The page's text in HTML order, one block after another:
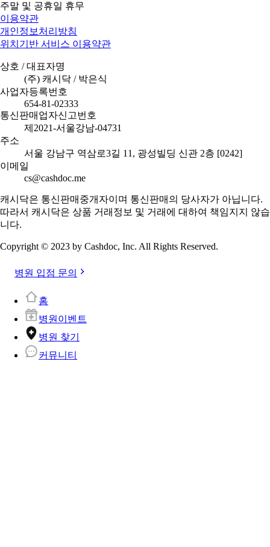
주말 및 공휴일 휴무
이용약관
개인정보처리방침
위치기반 서비스 이용약관
상호 / 대표자명
(주) 캐시닥 / 박은식
사업자등록번호
654-81-02333
통신판매업자신고번호
제2021-서울강남-04731
주소
서울 강남구 역삼로3길 11, 광성빌딩 신관 2층 [0242]
이메일
cs@cashdoc.me
캐시닥은 통신판매중개자이며 통신판매의 당사자가 아닙니다.
따라서 캐시닥은 상품 거래정보 및 거래에 대하여 책임지지 않습
니다.
Copyright © 2023 by Cashdoc, Inc. All Rights Reserved.
병원 입점 문의
홈
병원이벤트
병원 찾기
커뮤니티